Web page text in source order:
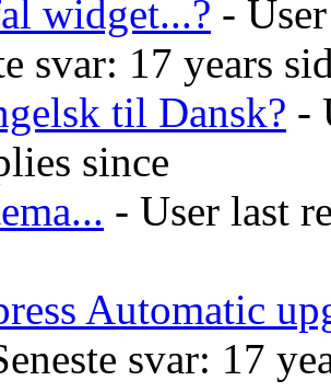
widget...? -
svar: 17 years
til Dansk? -
since
- User last
Automatic
svar: 17